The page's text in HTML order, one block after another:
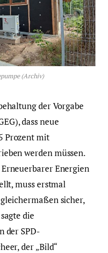
(Archiv)
der Vorgabe
dass neue
Prozent mit
werden müssen.
Energien
muss erstmal
sicher,
die
der SPD-
der „Bild“